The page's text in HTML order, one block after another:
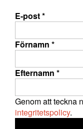
E-post*
Förnamn *
Efternamn *
Genom att teckna
integritetspolicy.